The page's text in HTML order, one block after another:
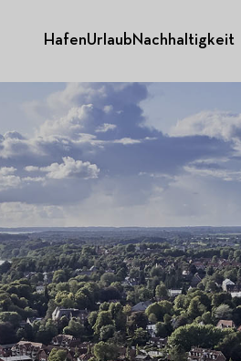
HafenUrlaubNachhaltigkeit